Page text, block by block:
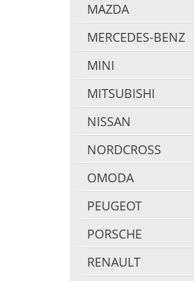
MAZDA
MERCEDES-BENZ
MINI
MITSUBISHI
NISSAN
NORDCROSS
OMODA
PEUGEOT
PORSCHE
RENAULT